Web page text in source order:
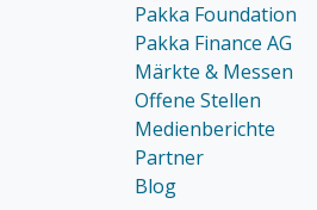
Pakka Foundation
Pakka Finance AG
Märkte & Messen
Offene Stellen
Medienberichte
Partner
Blog